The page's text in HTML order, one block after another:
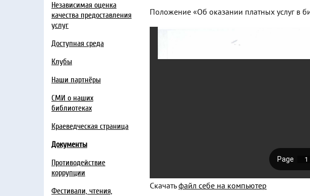
Независимая оценка
качества предоставления
услуг
Доступная среда
Клубы
Наши партнёры
СМИ о наших
библиотеках
Краеведческая страница
Документы
Противодействие
коррупции
Фестивали, чтения,
Положение «Об оказании платных услуг в
Скачатьфайл себе на компьютер